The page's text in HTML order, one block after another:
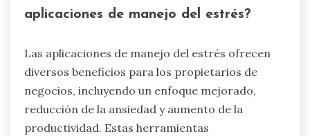
aplicaciones de manejo del estrés?
Las aplicaciones de manejo del estrés ofrecen
diversos beneficios para los propietarios de
negocios, incluyendo un enfoque mejorado,
reducción de la ansiedad y aumento de la
productividad. Estas herramientas